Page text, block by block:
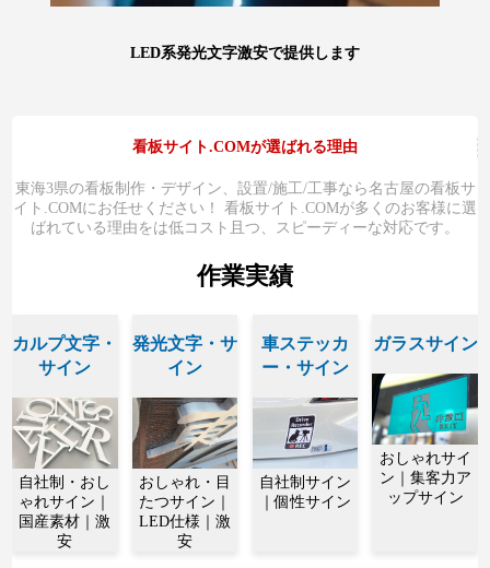
LED系発光文字激安で提供します
看板サイト.COMが選ばれる理由
東海3県の看板制作・デザイン、設置/施工/工事なら名古屋の看板サ
イト.COMにお任せください！ 看板サイト.COMが多くのお客様に選
ばれている理由をは低コスト且つ、スピーディーな対応です。
作業実績
カルプ文字・
サイン
自社制・おし
ゃれサイン｜
国産素材｜激
安
発光文字・サ
イン
おしゃれ・目
たつサイン｜
LED仕様｜激
安
車ステッカ
ー・サイン
自社制サイン
｜個性サイン
ガラスサイン
おしゃれサイ
ン｜集客力ア
ップサイン